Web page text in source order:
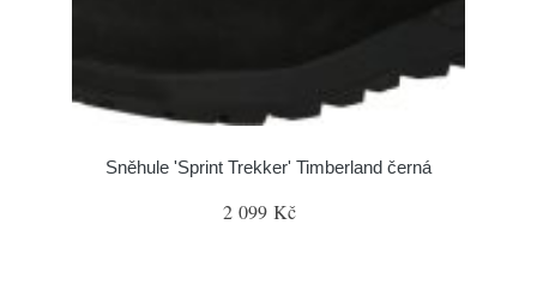
Sněhule 'Sprint Trekker' Timberland černá
2 099 Kč